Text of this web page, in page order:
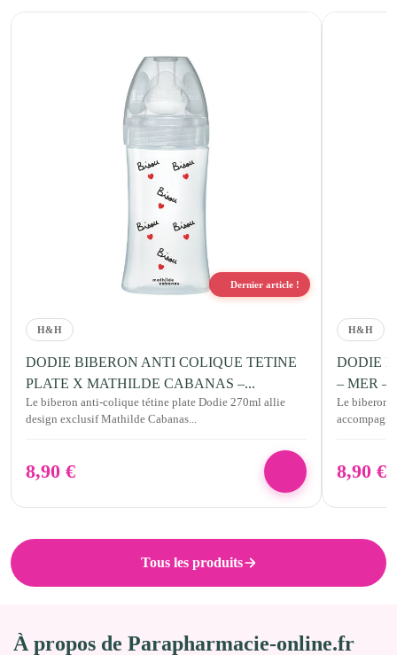
Dernier article !
H&H
DODIE BIBERON ANTI COLIQUE TETINE
PLATE X MATHILDE CABANAS –...
Le biberon anti-colique tétine plate Dodie 270ml allie
design exclusif Mathilde Cabanas...
8,90 €
H&H
DODIE
– MER –
Le biberon
8,90€
Tous les produits
À propos de Parapharmacie-online.fr